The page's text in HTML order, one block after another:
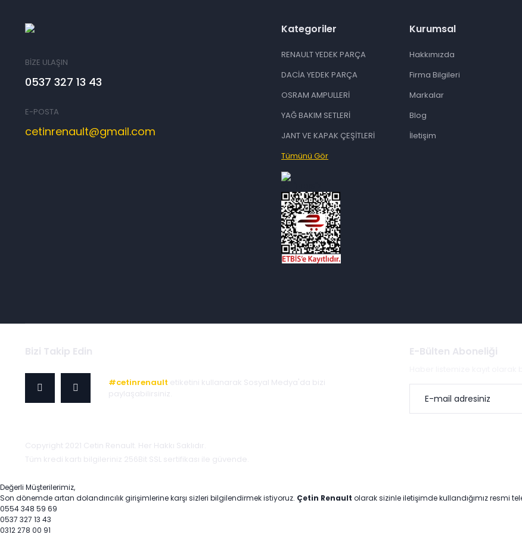
BİZE ULAŞIN
0537 327 13 43
E-POSTA
cetinrenault@gmail.com
Kategoriler
RENAULT YEDEK PARÇA
DACİA YEDEK PARÇA
OSRAM AMPULLERİ
YAĞ BAKIM SETLERİ
JANT VE KAPAK ÇEŞİTLERİ
Tümünü Gör
Kurumsal
Hakkımızda
Firma Bilgileri
Markalar
Blog
İletişim
Bizi Takip Edin
#cetinrenault etiketini kullanarak Sosyal Medya'da bizi
paylaşabilirsiniz.
E-Bülten Aboneliği
Copyright 2021 Cetin Renault. Her Hakkı Saklıdır.
Tüm kredi kartı bilgileriniz 256Bit SSL sertifikası ile güvende.
Değerli Müşterilerimiz,
Son dönemde artan dolandırıcılık girişimlerine karşı sizleri bilgilendirmek istiyoruz. Çetin Renault olarak sizinle iletişimde kullandığımız resmi
0554 348 59 69
0537 327 13 43
0312 278 00 91